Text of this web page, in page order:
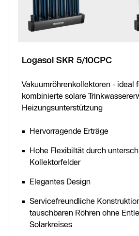
Logasol SKR 5/10CPC
Vakuumröhrenkollektoren - ideal
kombinierte solare
Heizungsunterstützung
Hervorragende Erträge
Hohe Flexibiltät durch
Kollektorfelder
Elegantes Design
Servicefreundliche
tauschbaren Röhren ohne
Solarkreises